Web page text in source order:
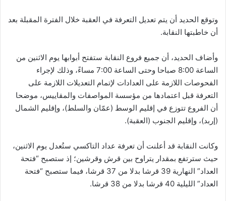
وتوقع الحديد أن يتم تعديل التعرفة في العقبة خلال الفترة المقبلة بعد
أن خاطبتها النقابة.
وأضاف الحديد، أن جميع فروع النقابة ستفتح أبوابها يوم الاثنين من
الساعة 8:00 صباحا وحتى الساعة 7:00 مساءً، وذلك لإجراء
الفحوصات اللازمة على العدادات لإتمام التعديلات اللازمة على
التعرفة قبل اعتمادها من مؤسسة المواصفات والمقاييس، موضحا
أن الفروع تتوزع في إقليم الوسط (عمّان والسلط)، وإقليم الشمال
(إربد)، وإقليم الجنوب (العقبة).
وكانت النقابة قد أعلنت أن تعرفة عداد التاكسي ستُعدل يوم الاثنين،
حيث سترتفع بمقدار يتراوح بين قرش وقرشين؛ إذ ستصبح “فتحة
العداد” النهارية 39 قرشا بدلا من 37 قرشا، فيما ستصبح “فتحة
العداد” الليلية 40 قرشا بدلا من 38 قرشا.